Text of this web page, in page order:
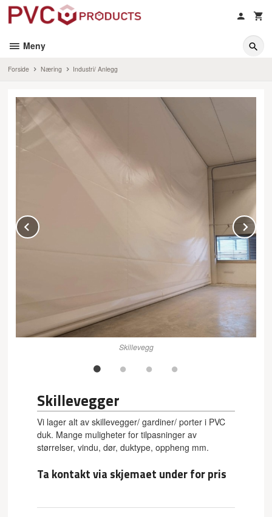
Gå
Meny
Forside Næring Industri/ Anlegg
Skillevegg
Prev
Skillevegger
Vi lager alt av skillevegger/ gardiner/ porter i PVC
duk. Mange muligheter for tilpasninger av
størrelser, vindu, dør, duktype, oppheng mm.
Ta kontakt via skjemaet under for pris